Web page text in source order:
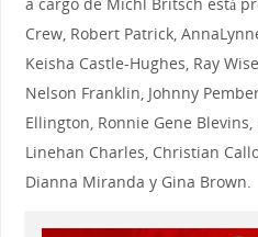
Crew, Robert Patrick,
Keisha Castle-Hughes, Ray
Nelson Franklin, Johnny
Ellington, Ronnie Gene
Linehan Charles, Christian
Dianna Miranda y Gina Brown.